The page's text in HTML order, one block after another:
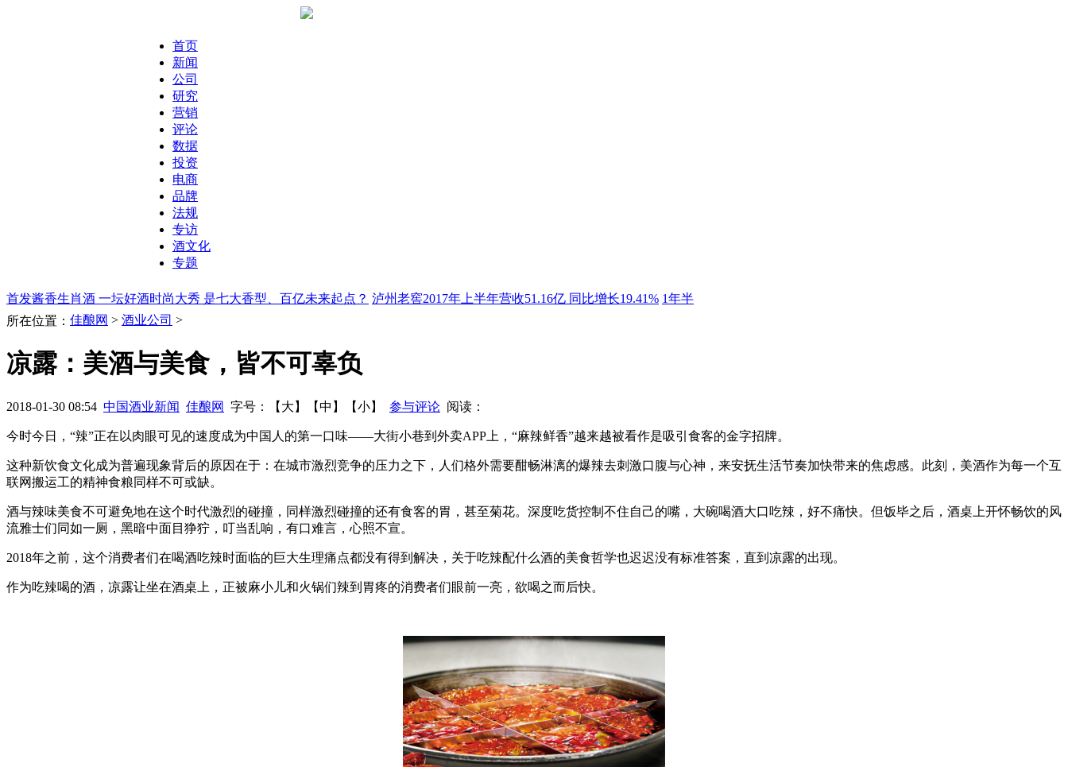
首页
新闻
公司
研究
营销
评论
数据
投资
电商
品牌
法规
专访
酒文化
专题
首发酱香生肖酒 一坛好酒时尚大秀 是七大香型、百亿未来起点？ 泸州老窖2017年上半年营收51.16亿 同比增长19.41% 1年半
从0到8000万 解密小青花高增长秘籍
酒市场销售形势大不如前 百润股份2015年四季亏2亿 百威英博发布全球明智饮酒目标
野心：从贸易商到世界酒业巨头
所在位置： 佳酿网 > 酒业公司 >
凉露：美酒与美食，皆不可辜负
2018-01-30 08:54 中国酒业新闻 佳酿网 字号：【 大 】【中 】【小】 参与评论 阅读：
今时今日，“辣”正在以肉眼可见的速度成为中国人的第一口味——大街小巷到外卖APP上，“麻辣鲜香”越来越被看作是吸引食客的金字招牌。
这种新饮食文化成为普遍现象背后的原因在于：在城市激烈竞争的压力之下，人们格外需要酣畅淋漓的爆辣去刺激口腹与心神，来安抚生活节奏加快带来的焦虑感。此刻，美酒作为每一个互
联网搬运工的精神食粮同样不可或缺。
酒与辣味美食不可避免地在这个时代激烈的碰撞，同样激烈碰撞的还有食客的胃，甚至菊花。深度吃货控制不住自己的嘴，大碗喝酒大口吃辣，好不痛快。但饭毕之后，酒桌上开怀畅饮的风
流雅士们同如一厕，黑暗中面目狰狞，叮当乱响，有口难言，心照不宣。
2018年之前，这个消费者们在喝酒吃辣时面临的巨大生理痛点都没有得到解决，关于吃辣配什么酒的美食哲学也迟迟没有标准答案，直到凉露的出现。
作为吃辣喝的酒，凉露让坐在酒桌上，正被麻小儿和火锅们辣到胃疼的消费者们眼前一亮，欲喝之而后快。